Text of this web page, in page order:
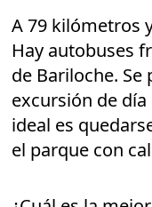
A 79 kilómetros
Hay autobuses
de Bariloche.
excursión de
ideal es
el parque con